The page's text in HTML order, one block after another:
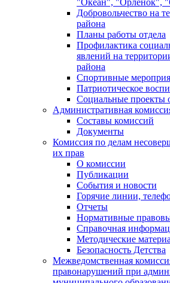
"Океан", "Орленок",
Добровольчество на
района
Планы работы отдела
Профилактика
явлений на
района
Спортивные
Патриотическое
Социальные проекты
Административная
Составы комиссий
Документы
Комиссия по делам
их прав
О комиссии
Публикации
События и новости
Горячие линии,
Отчеты
Нормативные
Справочная
Методические
Безопасность Детства
Межведомственная
правонарушений при